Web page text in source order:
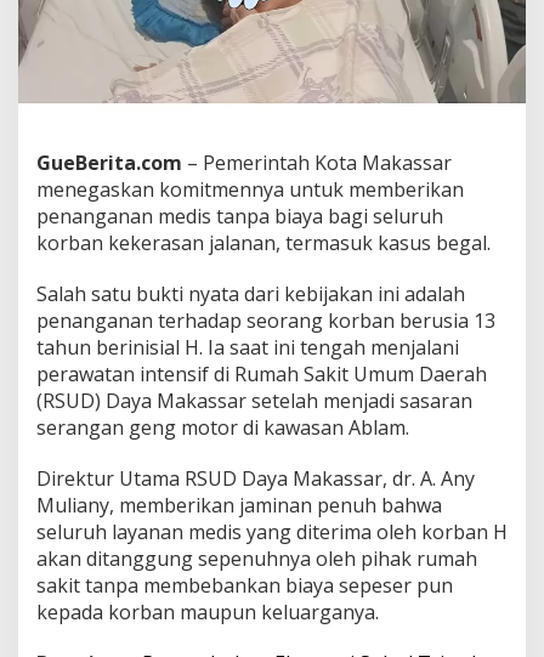
n
K
r
b
B
e
g
a
a
p
a
t
P
e
r
w
t
a
n
G
r
a
GueBerita.com – Pemerintah Kota Makassar
menegaskan komitmennya untuk memberikan
penanganan medis tanpa biaya bagi seluruh
korban kekerasan jalanan, termasuk kasus begal.
Salah satu bukti nyata dari kebijakan ini adalah
penanganan terhadap seorang korban berusia 13
tahun berinisial H. Ia saat ini tengah menjalani
perawatan intensif di Rumah Sakit Umum Daerah
(RSUD) Daya Makassar setelah menjadi sasaran
serangan geng motor di kawasan Ablam.
Direktur Utama RSUD Daya Makassar, dr. A. Any
Muliany, memberikan jaminan penuh bahwa
seluruh layanan medis yang diterima oleh korban H
akan ditanggung sepenuhnya oleh pihak rumah
sakit tanpa membebankan biaya sepeser pun
kepada korban maupun keluarganya.